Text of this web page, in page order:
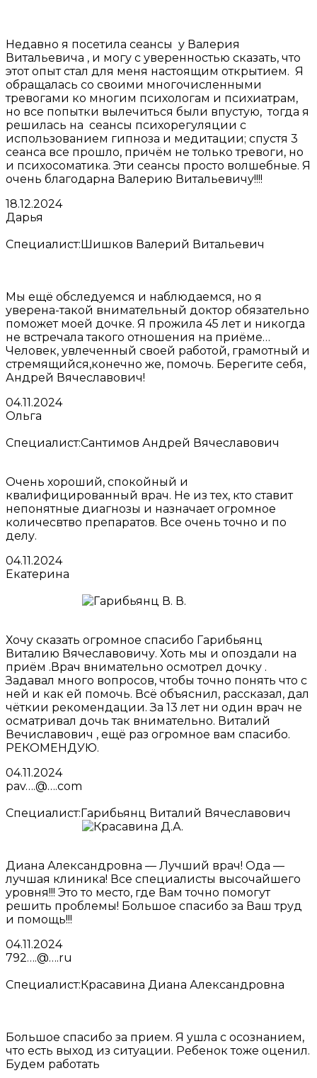
Недавно я посетила сеансы у Валерия
Витальевича , и могу с уверенностью сказать, что
этот опыт стал для меня настоящим открытием. Я
обращалась со своими многочисленными
тревогами ко многим психологам и психиатрам,
но все попытки вылечиться были впустую, тогда я
решилась на сеансы психорегуляции с
использованием гипноза и медитации; спустя 3
сеанса все прошло, причём не только тревоги, но
и психосоматика. Эти сеансы просто волшебные. Я
очень благодарна Валерию Витальевичу!!!!
18.12.2024
Дарья
Специалист: Шишков Валерий Витальевич
Мы ещё обследуемся и наблюдаемся, но я
уверена-такой внимательный доктор обязательно
поможет моей дочке. Я прожила 45 лет и никогда
не встречала такого отношения на приёме…
Человек, увлеченный своей работой, грамотный и
стремящийся,конечно же, помочь. Берегите себя,
Андрей Вячеславович!
04.11.2024
Ольга
Специалист:Сантимов Андрей Вячеславович
Очень хороший, спокойный и
квалифицированный врач. Не из тех, кто ставит
непонятные диагнозы и назначает огромное
количесвтво препаратов. Все очень точно и по
делу.
04.11.2024
Екатерина
Хочу сказать огромное спасибо Гарибьянц
Виталию Вячеславовичу. Хоть мы и опоздали на
приём .Врач внимательно осмотрел дочку .
Задавал много вопросов, чтобы точно понять что с
ней и как ей помочь. Всё объяснил, рассказал, дал
чёткии рекомендации. За 13 лет ни один врач не
осматривал дочь так внимательно. Виталий
Вечиславович , ещё раз огромное вам спасибо.
РЕКОМЕНДУЮ.
04.11.2024
pav….@….com
Специалист: Гарибьянц Виталий Вячеславович
Диана Александровна — Лучший врач! Ода —
лучшая клиника! Все специалисты высочайшего
уровня!!! Это то место, где Вам точно помогут
решить проблемы! Большое спасибо за Ваш труд
и помощь!!!
04.11.2024
792….@….ru
Специалист: Красавина Диана Александровна
Большое спасибо за прием. Я ушла с осознанием,
что есть выход из ситуации. Ребенок тоже оценил.
Будем работать